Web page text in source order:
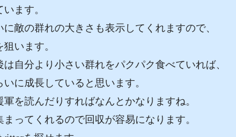
ます。
敵の群れの大きさも表示してくれますので、
います。
自分より小さい群れをパクパク食べていれば、
に成長していると思います。
を読んだりすればなんとかなりますね。
ってくれるので回収が容易になります。